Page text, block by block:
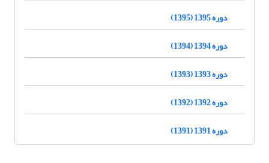
دوره 1395 (1395)
دوره 1394 (1394)
دوره 1393 (1393)
دوره 1392 (1392)
دوره 1391 (1391)